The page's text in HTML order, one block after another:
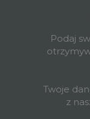
Podaj
Twoje
z